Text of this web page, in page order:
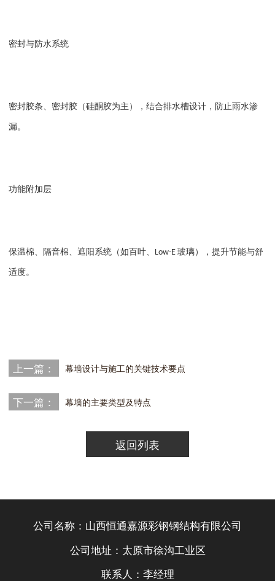
密封与防水系统
密封胶条、密封胶（硅酮胶为主），结合排水槽设计，防止雨水渗
漏。
功能附加层
保温棉、隔音棉、遮阳系统（如百叶、 Low-E 玻璃），提升节能与舒
适度。
上一篇： 幕墙设计与施工的关键技术要点
下一篇： 幕墙的主要类型及特点
返回列表
公司名称：山西恒通嘉源彩钢钢结构有限公司
公司地址：太原市徐沟工业区
联系人：李经理